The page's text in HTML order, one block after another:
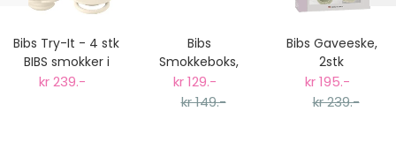
Bibs Try-It - 4 stk
BIBS smokker i
ulike typer
kr 239.-
Bibs
Smokkeboks,
Mummi, Ivory
kr 129.-
kr 149.-
Bibs Gaveeske,
2stk
Mummitrollet
Smokker +
kr 195.-
kr 239.-